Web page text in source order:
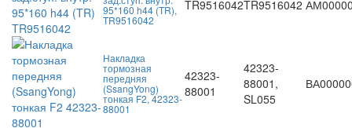
95*160 h44 (TR),
TR9516042
TR9516042TR9516042
Накладка
тормозная
передняя
(SsangYong)
тонкая F2, 42323-
88001
42323-
88001
42323-
88001,
SL055